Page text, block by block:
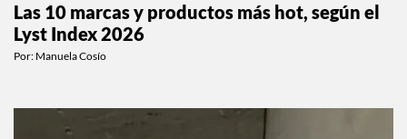
Las 10 marcas y productos más hot, según el
Lyst Index 2026
Por: Manuela Cosío